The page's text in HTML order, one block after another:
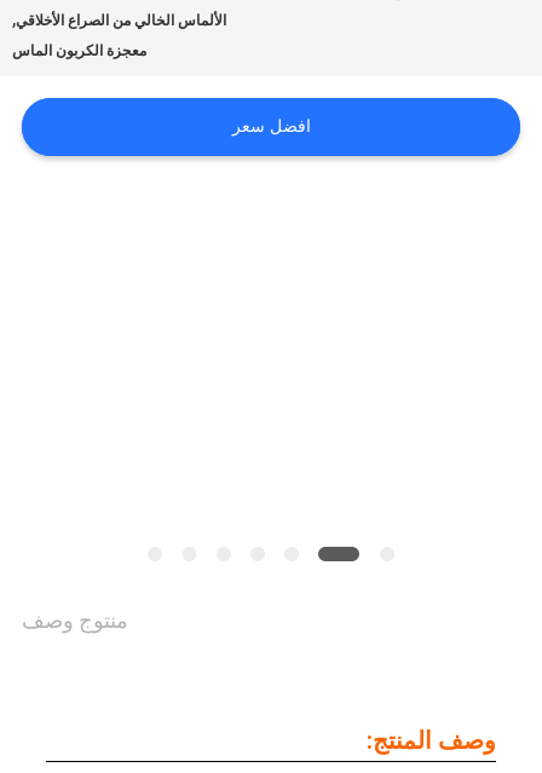
خريطة
الموقع
الألماس الخالي من الصراع الأخلاقي,
معجزة الكربون الماس
افضل سعر
منتوج وصف
وصف المنتج: